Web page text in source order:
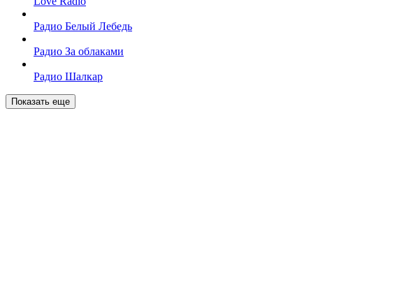
Радио Белый Лебедь
Радио За облаками
Радио Шалкар
Показать еще